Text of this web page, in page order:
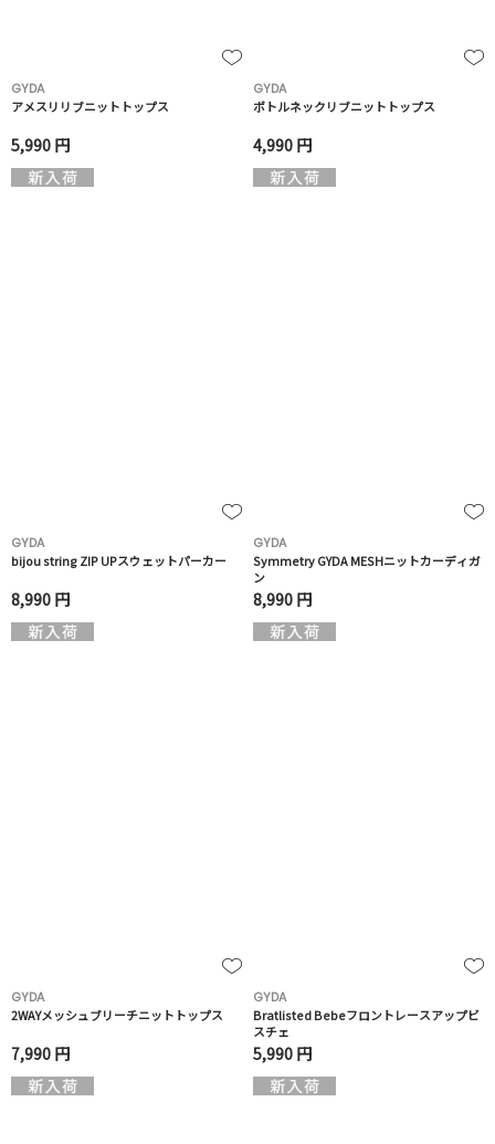
GYDA
アメスリリブニットトップス
5,990 円
GYDA
ボトルネックリブニットトップス
4,990 円
GYDA
bijou string ZIP UPスウェットパーカー
8,990 円
GYDA
Symmetry GYDA MESHニットカーディガ
ン
8,990 円
GYDA
2WAYメッシュブリーチニットトップス
7,990 円
GYDA
Bratlisted Bebeフロントレースアップビ
スチェ
5,990 円